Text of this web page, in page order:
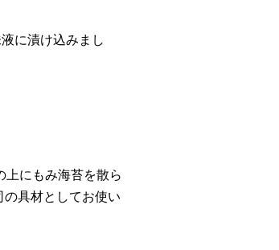
に漬け込みまし
にもみ海苔を散ら
具材としてお使い